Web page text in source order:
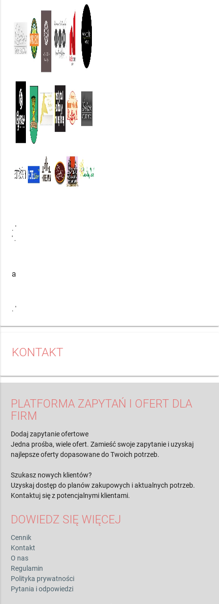
. '
' .
a
. '
KONTAKT
PLATFORMA ZAPYTAŃ I OFERT DLA
FIRM
Dodaj zapytanie ofertowe
Jedna prośba, wiele ofert. Zamieść swoje zapytanie i uzyskaj
najlepsze oferty dopasowane do Twoich potrzeb.
Szukasz nowych klientów?
Uzyskaj dostęp do planów zakupowych i aktualnych potrzeb.
Kontaktuj się z potencjalnymi klientami.
DOWIEDZ SIĘ WIĘCEJ
Cennik
Kontakt
O nas
Regulamin
Polityka prywatności
Pytania i odpowiedzi